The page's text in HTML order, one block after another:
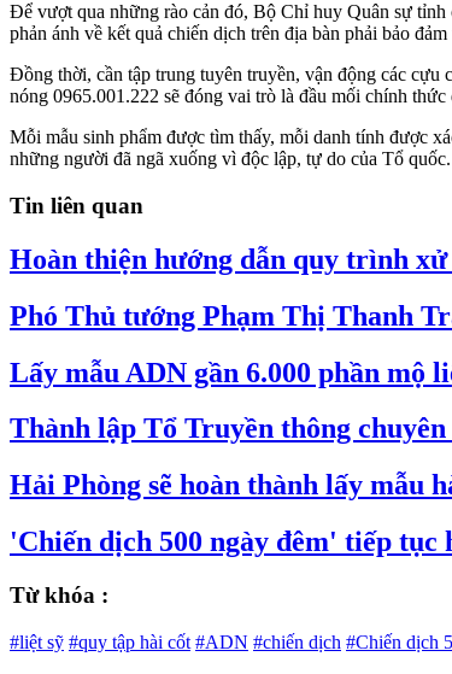
Để vượt qua những rào cản đó, Bộ Chỉ huy Quân sự tỉnh
phản ánh về kết quả chiến dịch trên địa bàn phải bảo
Đồng thời, cần tập trung tuyên truyền, vận động các cựu
nóng 0965.001.222 sẽ đóng vai trò là đầu mối chính
Mỗi mẫu sinh phẩm được tìm thấy, mỗi danh tính được
những người đã ngã xuống vì độc lập, tự do của Tổ quốc.
Tin liên quan
Hoàn thiện hướng dẫn quy trình
Phó Thủ tướng Phạm Thị Thanh
Lấy mẫu ADN gần 6.000 phần mộ
Thành lập Tổ Truyền thông
Hải Phòng sẽ hoàn thành lấy mẫu
'Chiến dịch 500 ngày đêm' tiếp
Từ khóa :
#liệt sỹ #quy tập hài cốt #ADN #chiến dịch #Chiến dịch